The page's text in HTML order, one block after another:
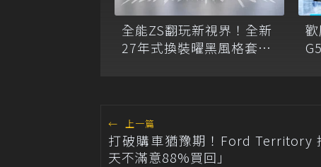
全能ZS翻玩新視界！全新
27年式換裝曜黑風格套件
← 上一篇
打破購車猶豫期！Ford Territory
天不滿意88%買回」